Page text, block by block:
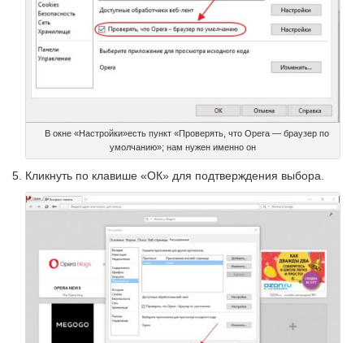
В окне «Настройки»есть пункт «Проверять, что Opera — браузер по
умолчанию»; нам нужен именно он
Кликнуть по клавише «ОК» для подтверждения выбора.